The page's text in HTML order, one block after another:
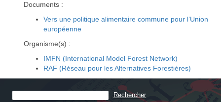
Documents :
Vers une politique alimentaire commune pour l’Union
européenne
Organisme(s) :
IMFN (International Model Forest Network)
RAF (Réseau pour les Alternatives Forestières)